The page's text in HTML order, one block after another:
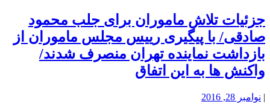
جزئیات تلاش ماموران برای جلب محمود
صادقی/ با پیگیری رییس مجلس ماموران از
بازداشت نماینده تهران منصرف شدند/
واکنش ها به این اتفاق
| نوامبر 28, 2016